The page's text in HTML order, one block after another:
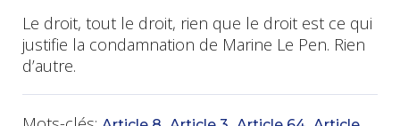
Le droit, tout le droit, rien que le droit est ce qui
justifie la condamnation de Marine Le Pen. Rien
d’autre.